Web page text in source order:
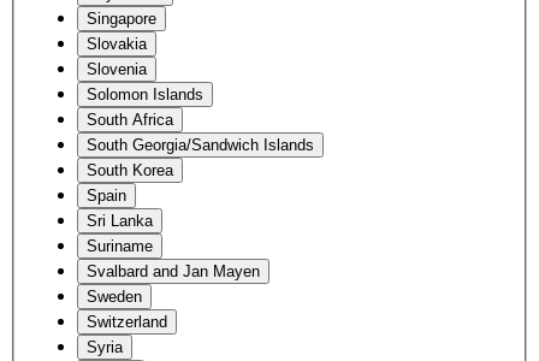
Singapore
Slovakia
Slovenia
Solomon Islands
South Africa
South Georgia/Sandwich Islands
South Korea
Spain
Sri Lanka
Suriname
Svalbard and Jan Mayen
Sweden
Switzerland
Syria